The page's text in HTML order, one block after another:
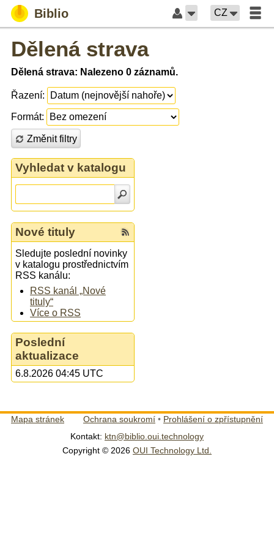
Biblio CZ
Dělená strava
Dělená strava: Nalezeno 0 záznamů.
Řazení:
Formát:
Změnit filtry
Vyhledat v katalogu
Nové tituly
Sledujte poslední novinky
v katalogu prostřednictvím
RSS kanálu:
RSS kanál „Nové
tituly“
Více o RSS
Poslední
aktualizace
6.8.2026 04:45 UTC
Mapa stránek Ochrana soukromí • Prohlášení o zpřístupnění
Kontakt: ktn@biblio.oui.technology
Copyright © 2026 OUI Technology Ltd.